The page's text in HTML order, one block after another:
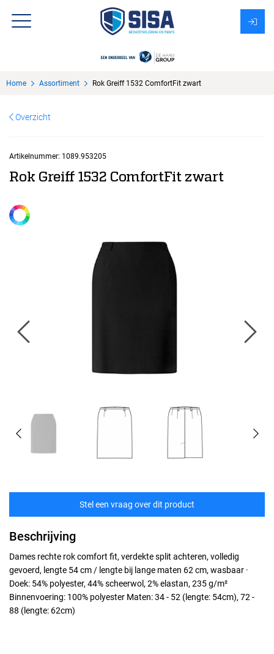
Over Sisa
KMS
Uitzendbureau?
Home Assortiment Rok Greiff 1532 ComfortFit zwart
Overzicht
Artikelnummer: 1089.953205
Rok Greiff 1532 ComfortFit zwart
Stel een vraag over dit product
Beschrijving
Dames rechte rok comfort fit, verdekte split achteren, volledig
gevoerd, lengte 54 cm / lengte bij lange maten 62 cm, wasbaar ·
Doek: 54% polyester, 44% scheerwol, 2% elastan, 235 g/m²
Binnenvoering: 100% polyester Maten: 34 - 52 (lengte: 54cm), 72 -
88 (lengte: 62cm)